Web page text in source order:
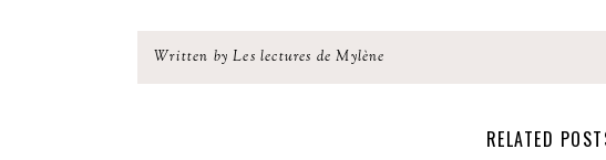
Written by Les lectures de Mylène
RELATED